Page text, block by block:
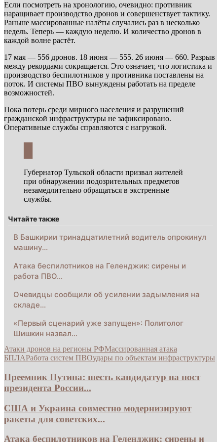
Если посмотреть на хронологию, очевидно: противник
наращивает производство дронов и совершенствует тактику.
Раньше массированные налёты случались раз в несколько
недель. Теперь — каждую неделю. И количество дронов в
каждой волне растёт.
17 мая — 556 дронов. 18 июня — 555. 26 июня — 660. Разрыв
между рекордами сокращается. Это означает, что логистика и
производство беспилотников у противника поставлены на
поток. И системы ПВО вынуждены работать на пределе
возможностей.
Пока потерь среди мирного населения и разрушений
гражданской инфраструктуры не зафиксировано.
Оперативные службы справляются с нагрузкой.
Губернатор Тульской области призвал жителей
при обнаружении подозрительных предметов
незамедлительно обращаться в экстренные
службы.
Читайте также
В Башкирии тринадцатилетний водитель опрокинул
машину…
Атака беспилотников на Геленджик: сирены и
работа ПВО…
Очевидцы сообщили об усилении задымления на
складе…
«Первый сценарий уже запущен»: Политолог
Шишкин назвал…
Атаки дронов на регионы РФМассированная атака
БПЛАРабота систем ПВОудары по объектам инфраструктуры
Преемник Путина: шесть кандидатур на пост
президента России...
США и Украина совместно модернизируют
ракеты для советских...
Атака беспилотников на Геленджик: сирены и